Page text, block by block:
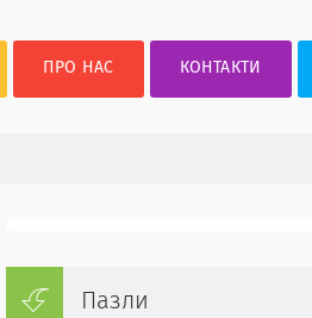
ПРО НАС КОНТАКТИ
Пазли